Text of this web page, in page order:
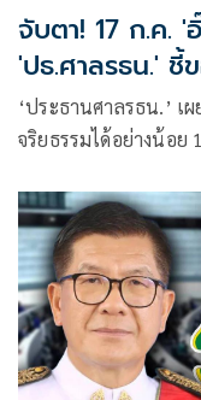
จับตา! 17 ก.ค.
'ปธ.ศาลรธน.' ชี้
‘ประธานศาลรธน.’ เ
จริยธรรมได้อย่างน้อย